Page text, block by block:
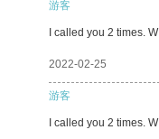
游客
I called you 2 times. W
2022-02-25
游客
I called you 2 times. W